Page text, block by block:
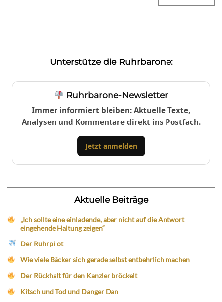
Unterstütze die Ruhrbarone:
Ruhrbarone-Newsletter
Immer informiert bleiben: Aktuelle Texte,
Analysen und Kommentare direkt ins Postfach.
Jetzt anmelden
Aktuelle Beiträge
„Ich sollte eine einladende, aber nicht auf die Antwort
eingehende Haltung zeigen“
Der Ruhrpilot
Wie viele Bäcker sich gerade selbst entbehrlich machen
Der Rückhalt für den Kanzler bröckelt
Kitsch und Tod und Danger Dan